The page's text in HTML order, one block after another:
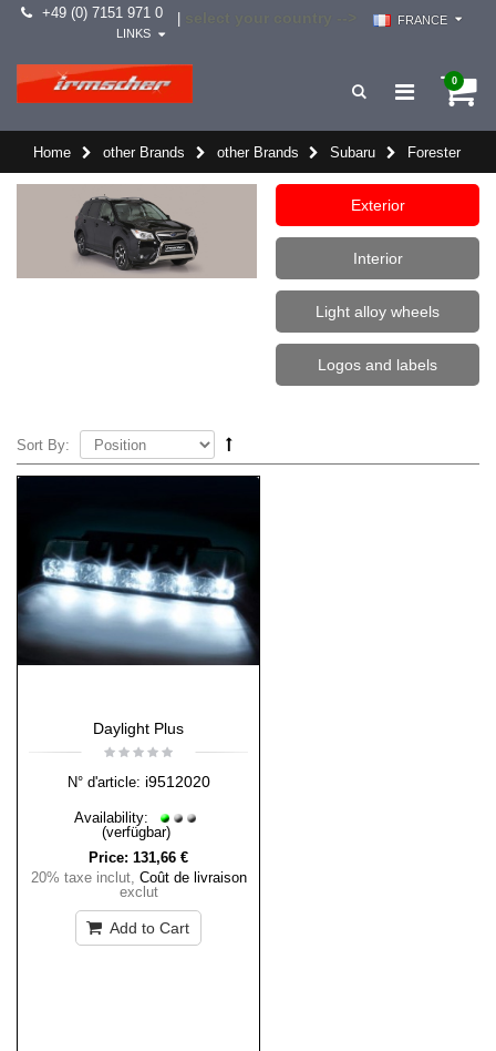
+49 (0) 7151 971 0
FRANCE
LINKS
0
Home other Brands other Brands Subaru Forester
Exterior
Interior
Light alloy wheels
Logos and labels
Sort By:
Daylight Plus
N° d'article: i9512020
Availability:
(verfügbar)
Price: 131,66 €
20% taxe inclut, Coût de livraison
exclut
Add to Cart